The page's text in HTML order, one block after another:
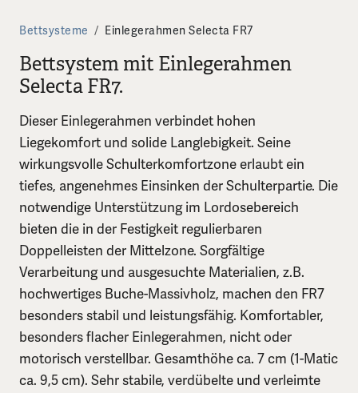
Bettsysteme / Einlegerahmen Selecta FR7
Bettsystem mit Einlegerahmen
Selecta FR7.
Dieser Einlegerahmen verbindet hohen
Liegekomfort und solide Langlebigkeit. Seine
wirkungsvolle Schulterkomfortzone erlaubt ein
tiefes, angenehmes Einsinken der Schulterpartie. Die
notwendige Unterstützung im Lordosebereich
bieten die in der Festigkeit regulierbaren
Doppelleisten der Mittelzone. Sorgfältige
Verarbeitung und ausgesuchte Materialien, z.B.
hochwertiges Buche-Massivholz, machen den FR7
besonders stabil und leistungsfähig. Komfortabler,
besonders flacher Einlegerahmen, nicht oder
motorisch verstellbar. Gesamthöhe ca. 7 cm (1-Matic
ca. 9,5 cm). Sehr stabile, verdübelte und verleimte